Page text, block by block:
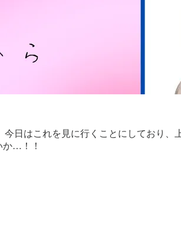
今日はこれを見に行くことにしており、
か…！！